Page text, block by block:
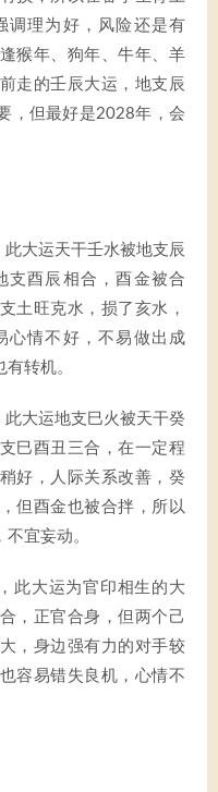
调理为好，风险还是有
猴年、狗年、牛年、羊
走的壬辰大运，地支辰
，但最好是2028年，会
大运天干壬水被地支辰
支酉辰相合，酉金被合
土旺克水，损了亥水，
心情不好，不易做出成
转机。
大运地支巳火被天干癸
巳酉丑三合，在一定程
好，人际关系改善，癸
但酉金也被合拌，所以
宜妄动。
此大运为官印相生的大
，正官合身，但两个己
，身边强有力的对手较
容易错失良机，心情不